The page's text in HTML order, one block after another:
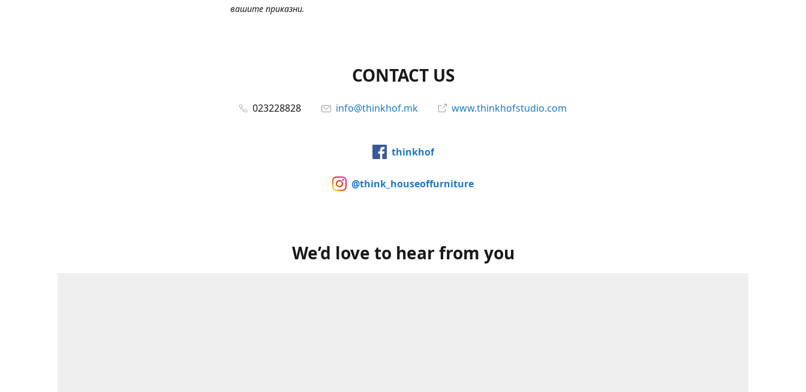
вашите приказни.
CONTACT US
023228828 info@thinkhof.mk www.thinkhofstudio.com
thinkhof
@think_houseoffurniture
We’d love to hear from you